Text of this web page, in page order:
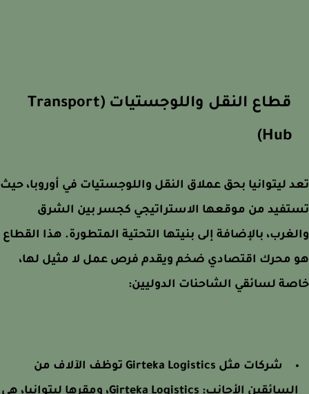
قطاع النقل واللوجستيات (Transport
Hub)
ليتوانيا بحق عملاق النقل واللوجستيات في أوروبا، حيث
من موقعها الاستراتيجي كجسر بين الشرق
بالإضافة إلى بنيتها التحتية المتطورة. هذا القطاع
محرك اقتصادي ضخم ويقدم فرص عمل لا مثيل لها،
لسائقي الشاحنات الدوليين:
شركات مثل Girteka Logistics توظف الآلاف من
الأجانب:
Girteka Logistics، ومقرها ليتوانيا، هي